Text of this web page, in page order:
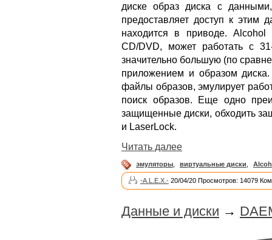
диске образ диска с
предоставляет доступ к этим
находится в приводе.
CD/DVD, может работать с
значительно большую (по
приложением и образом
файлы образов, эмулирует
поиск образов. Еще одно
защищенные диски, обходить
и LaserLock.
Читать далее
эмуляторы виртуальные диски
-A.L.E.X.- 20/04/20 Просмотров: 14079
Данные и диски →